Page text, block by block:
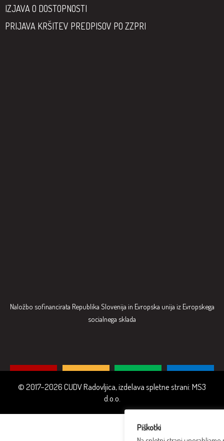
IZJAVA O DOSTOPNOSTI
PRIJAVA KRŠITEV PREDPISOV PO ZZPRI
Naložbo sofinancirata Republika Slovenija in Evropska unija iz Evropskega
socialnega sklada
© 2017–2026 CUDV Radovljica, izdelava spletne strani:MS3
d.o.o.
Piškotki